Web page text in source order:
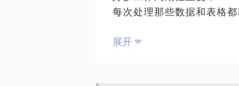
每次处理那些数据和表格都
一不小心就出现数据遗漏
展开